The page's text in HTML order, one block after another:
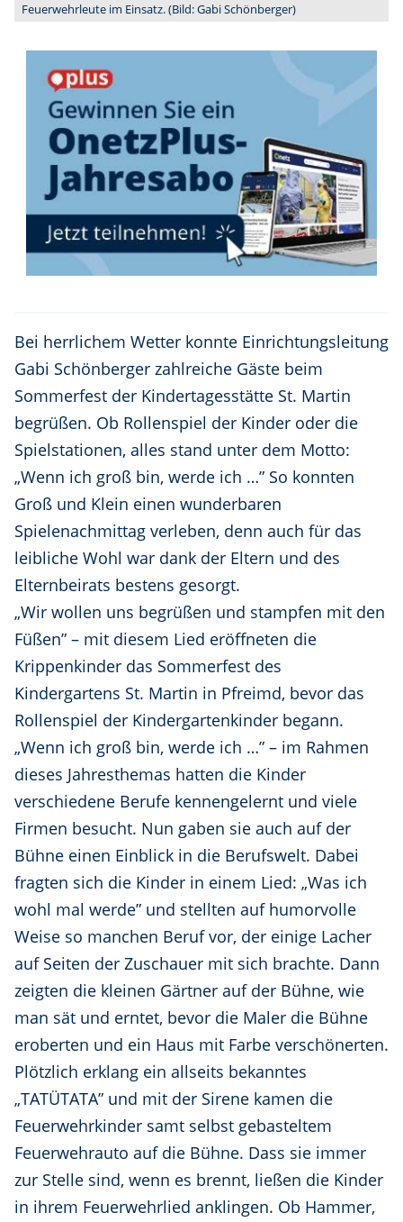
Feuerwehrleute im Einsatz. (Bild: Gabi Schönberger)
Bei herrlichem Wetter konnte Einrichtungsleitung
Gabi Schönberger zahlreiche Gäste beim
Sommerfest der Kindertagesstätte St. Martin
begrüßen. Ob Rollenspiel der Kinder oder die
Spielstationen, alles stand unter dem Motto:
„Wenn ich groß bin, werde ich …” So konnten
Groß und Klein einen wunderbaren
Spielenachmittag verleben, denn auch für das
leibliche Wohl war dank der Eltern und des
Elternbeirats bestens gesorgt.
„Wir wollen uns begrüßen und stampfen mit den
Füßen” – mit diesem Lied eröffneten die
Krippenkinder das Sommerfest des
Kindergartens St. Martin in Pfreimd, bevor das
Rollenspiel der Kindergartenkinder begann.
„Wenn ich groß bin, werde ich …” – im Rahmen
dieses Jahresthemas hatten die Kinder
verschiedene Berufe kennengelernt und viele
Firmen besucht. Nun gaben sie auch auf der
Bühne einen Einblick in die Berufswelt. Dabei
fragten sich die Kinder in einem Lied: „Was ich
wohl mal werde” und stellten auf humorvolle
Weise so manchen Beruf vor, der einige Lacher
auf Seiten der Zuschauer mit sich brachte. Dann
zeigten die kleinen Gärtner auf der Bühne, wie
man sät und erntet, bevor die Maler die Bühne
eroberten und ein Haus mit Farbe verschönerten.
Plötzlich erklang ein allseits bekanntes
„TATÜTATA” und mit der Sirene kamen die
Feuerwehrkinder samt selbst gebasteltem
Feuerwehrauto auf die Bühne. Dass sie immer
zur Stelle sind, wenn es brennt, ließen die Kinder
in ihrem Feuerwehrlied anklingen. Ob Hammer,